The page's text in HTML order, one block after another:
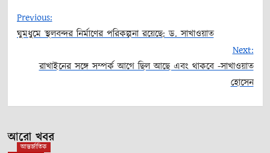
navigation
Previous:
ঘুমধুমে স্থলবন্দর নির্মাণের পরিকল্পনা রয়েছে: ড. সাখাওয়াত
Next:
রাখাইনের সঙ্গে সম্পর্ক আগে ছিল আছে এবং থাকবে -সাখাওয়াত
হোসেন
আরো খবর
আন্তর্জাতিক